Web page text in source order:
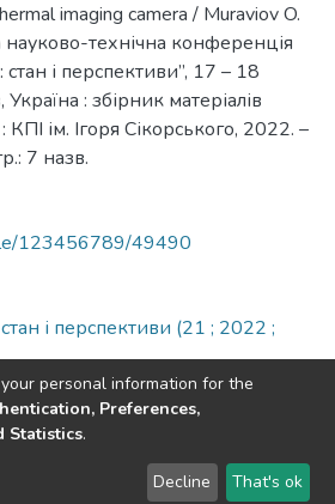
imaging camera / Muraviov O.
технічна конференція
і перспективи”, 17 – 18
: збірник матеріалів
ім. Ігоря Сікорського, 2022. –
7 назв.
123456789/49490
і перспективи (21 ; 2022 ;
copyright © 2002-2026 LYRASIS
personal information for the
Preferences,
Statistics.
Decline That's ok